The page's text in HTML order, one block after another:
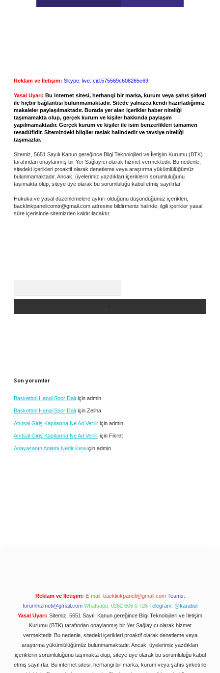
Reklam ve İletişim: Skype: live:.cid.575569c608265c69
Yasal Uyarı: Bu internet sitesi, herhangi bir marka, kurum veya şahıs şirketi
ile hiçbir bağlantısı bulunmamaktadır. Sitede yalnızca kendi hazırladığımız
makaleler paylaşılmaktadır. Burada yer alan içerikler haber niteliği
taşımamakta olup, gerçek kurum ve kişiler hakkında paylaşım
yapılmamaktadır. Gerçek kurum ve kişiler ile isim benzerlikleri tamamen
tesadüfidir. Sitemizdeki bilgiler taslak halindedir ve tavsiye niteliği
taşımazlar.
Sitemiz, 5651 Sayılı Kanun gereğince Bilgi Teknolojileri ve İletişim Kurumu (BTK)
tarafından onaylanmış bir Yer Sağlayıcı olarak hizmet vermektedir. Bu nedenle,
sitedeki içerikleri proaktif olarak denetleme veya araştırma yükümlülüğümüz
bulunmamaktadır. Ancak, üyelerimiz yazdıkları içeriklerin sorumluluğunu
taşımakta olup, siteye üye olarak bu sorumluluğu kabul etmiş sayılırlar.
Hukuka ve yasal düzenlemelere aykırı olduğunu düşündüğünüz içerikleri,
backlinkpanelicomtr@gmail.com adresine bildirmeniz halinde, ilgili içerikler yasal
süre içerisinde sitemizden kaldırılacaktır.
Son yorumlar
Basketbol Hangi Spor Dalı için admin
Basketbol Hangi Spor Dalı için Zeliha
Anıtsal Giriş Kapılarına Ne Ad Verilir için admin
Anıtsal Giriş Kapılarına Ne Ad Verilir için Fikret
Anayasanın Anlamı Nedir Kısa için admin
Reklam ve İletişim: E-mail: backlinkpaneli@gmail.com Teams:
forumhizmeti@gmail.com Whatsapp: 0262 606 0 726 Telegram: @karabul
Yasal Uyarı: Sitemiz, 5651 Sayılı Kanun gereğince Bilgi Teknolojileri ve İletişim
Kurumu (BTK) tarafından onaylanmış bir Yer Sağlayıcı olarak hizmet
vermektedir. Bu nedenle, sitedeki içerikleri proaktif olarak denetleme veya
araştırma yükümlülüğümüz bulunmamaktadır. Ancak, üyelerimiz yazdıkları
içeriklerin sorumluluğunu taşımakta olup, siteye üye olarak bu sorumluluğu kabul
etmiş sayılırlar. Bu internet sitesi, herhangi bir marka, kurum veya şahıs şirketi ile